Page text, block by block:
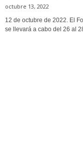
octubre 13, 2022
12 de octubre de 2022. El
se llevará a cabo del 26 al